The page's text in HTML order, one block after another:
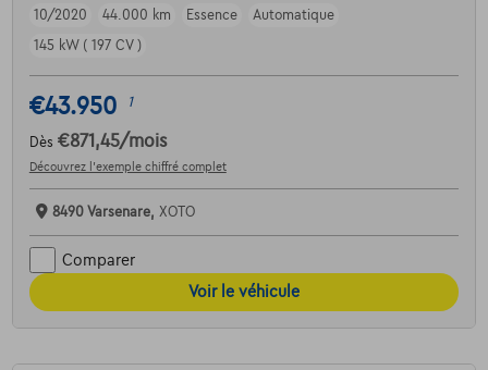
10/2020
44.000 km Essence
Automatique
145 kW ( 197 CV )
€43.950 1
Dès €871,45/mois
Découvrez l’exemple chiffré complet
8490 Varsenare, XOTO
Comparer
Voir le véhicule